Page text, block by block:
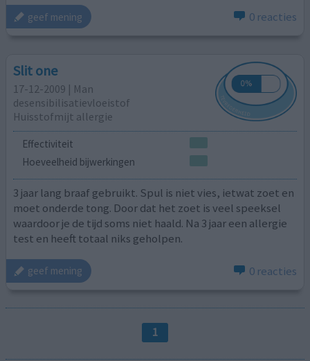
geef mening 0 reacties
Slit one
17-12-2009 | Man
desensibilisatievloeistof
Huisstofmijt allergie
Effectiviteit
Hoeveelheid bijwerkingen
3 jaar lang braaf gebruikt. Spul is niet vies, ietwat zoet en
moet onderde tong. Door dat het zoet is veel speeksel
waardoor je de tijd soms niet haald. Na 3 jaar een allergie
test en heeft totaal niks geholpen.
geef mening 0 reacties
1